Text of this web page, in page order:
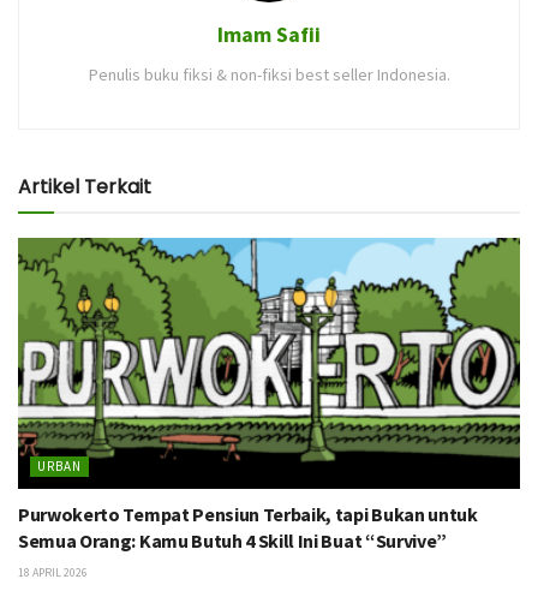
Imam Safii
Penulis buku fiksi & non-fiksi best seller Indonesia.
Artikel Terkait
URBAN
Purwokerto Tempat Pensiun Terbaik, tapi Bukan untuk
Semua Orang: Kamu Butuh 4 Skill Ini Buat “Survive”
18 APRIL 2026